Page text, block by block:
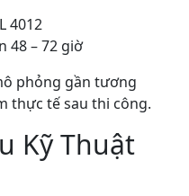
4012
48 – 72 giờ
phỏng gần tương
thực tế sau thi công.
Kỹ Thuật